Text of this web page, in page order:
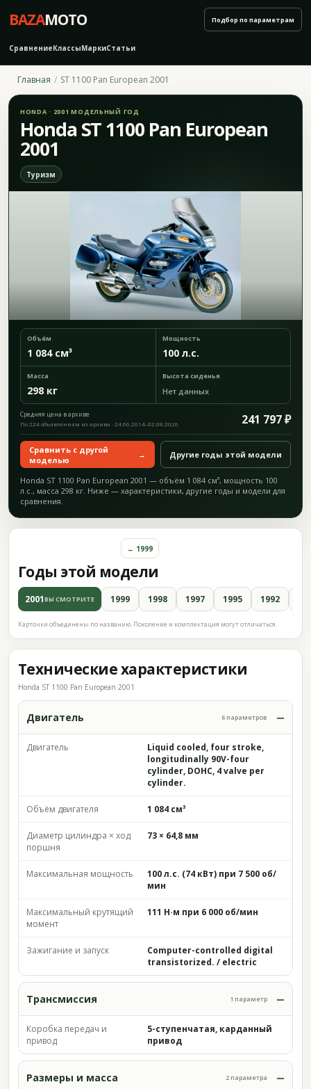
BAZAMOTO
СравнениеКлассыМаркиСтатьи
Подбор по параметрам
Главная ST 1100 Pan European 2001
HONDA · 2001 МОДЕЛЬНЫЙ ГОД
Honda ST 1100 Pan European
2001
Туризм
Объём
1 084 см³
Мощность
100 л.с.
Масса
298 кг
Высота сиденья
Нет данных
Средняя цена в архиве 241 797 ₽
По 224 объявлениям из архива · 24.06.2014–02.08.2026
Сравнить с другой
моделью
→ Другие годы этой модели
Honda ST 1100 Pan European 2001 — объём 1 084 см³, мощность 100
л.с., масса 298 кг. Ниже — характеристики, другие годы и модели для
сравнения.
Годы этой модели
← 1999
2001ВЫ СМОТРИТЕ 1999 1998 1997 1995 1992
Карточки объединены по названию. Поколение и комплектация могут отличаться.
Технические характеристики
Honda ST 1100 Pan European 2001
Двигатель 6 параметров
Двигатель
Liquid cooled, four stroke,
longitudinally 90V-four
cylinder, DOHC, 4 valve per
cylinder.
Объём двигателя 1 084 см³
Диаметр цилиндра × ход
поршня
73 × 64,8 мм
Максимальная мощность
100 л.с. (74 кВт) при 7 500 об/
мин
Максимальный крутящий
момент
111 Н·м при 6 000 об/мин
Зажигание и запуск
Computer-controlled digital
transistorized. / electric
Трансмиссия 1 параметр
Коробка передач и
привод
5-ступенчатая, карданный
привод
Размеры и масса 2 параметра